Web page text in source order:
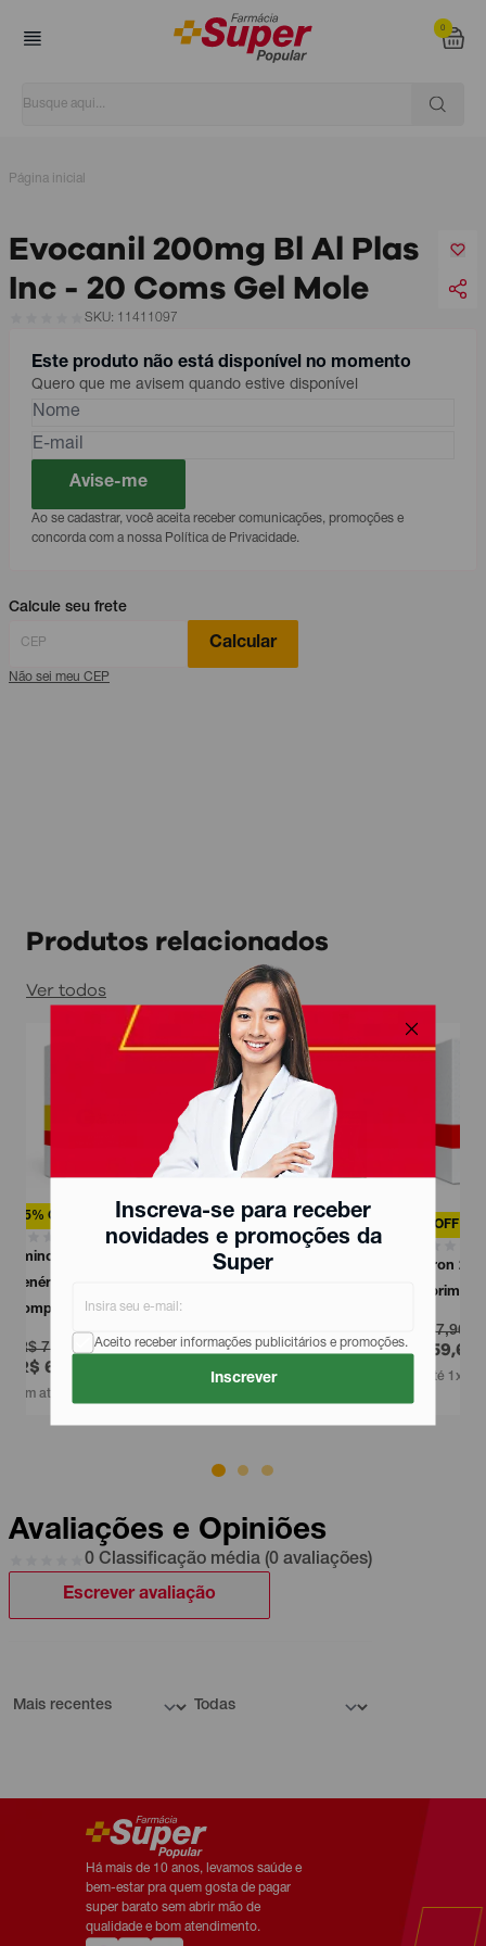
0
Inscreva-se para receber
novidades e promoções da
Super
Aceito receber informações publicitários e promoções.
Inscrever
Página inicial
Evocanil 200mg Bl Al Plas
Inc - 20 Coms Gel Mole
SKU: 11411097
Este produto não está disponível no momento
Quero que me avisem quando estive disponível
Avise-me
Ao se cadastrar, você aceita receber comunicações, promoções e
concorda com a nossa Política de Privacidade.
Calcule seu frete
Calcular
Não sei meu CEP
Produtos relacionados
Ver todos
17% OFF
Analgésico Luftafem
200mg + 500mg 6
Comp...
R$ 18,16
R$ 14,99
em até 1x sem juros
12% OFF
Ancoron 200mg Libbs 30
R$ 59,68
em até 1x sem juros
Avaliações e Opiniões
0 Classificação média (0 avaliações)
Escrever avaliação
Há mais de 10 anos, levamos saúde e
bem-estar pra quem gosta de pagar
super barato sem abrir mão de
qualidade e bom atendimento.